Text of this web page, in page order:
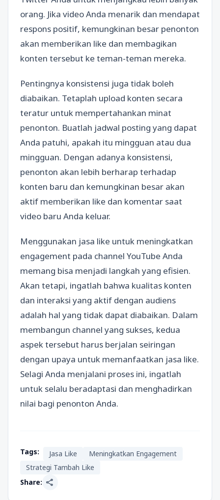
orang. Jika video Anda menarik dan mendapat
respons positif, kemungkinan besar penonton
akan memberikan like dan membagikan
konten tersebut ke teman-teman mereka.
Pentingnya konsistensi juga tidak boleh
diabaikan. Tetaplah upload konten secara
teratur untuk mempertahankan minat
penonton. Buatlah jadwal posting yang dapat
Anda patuhi, apakah itu mingguan atau dua
mingguan. Dengan adanya konsistensi,
penonton akan lebih berharap terhadap
konten baru dan kemungkinan besar akan
aktif memberikan like dan komentar saat
video baru Anda keluar.
Menggunakan jasa like untuk meningkatkan
engagement pada channel YouTube Anda
memang bisa menjadi langkah yang efisien.
Akan tetapi, ingatlah bahwa kualitas konten
dan interaksi yang aktif dengan audiens
adalah hal yang tidak dapat diabaikan. Dalam
membangun channel yang sukses, kedua
aspek tersebut harus berjalan seiringan
dengan upaya untuk memanfaatkan jasa like.
Selagi Anda menjalani proses ini, ingatlah
untuk selalu beradaptasi dan menghadirkan
nilai bagi penonton Anda.
Tags: Jasa Like
Meningkatkan Engagement
Strategi Tambah Like
Share: share